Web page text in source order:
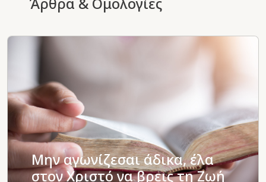
Μην αγωνίζεσαι άδικα, έλα
στον Χριστό να βρεις τη Ζωή